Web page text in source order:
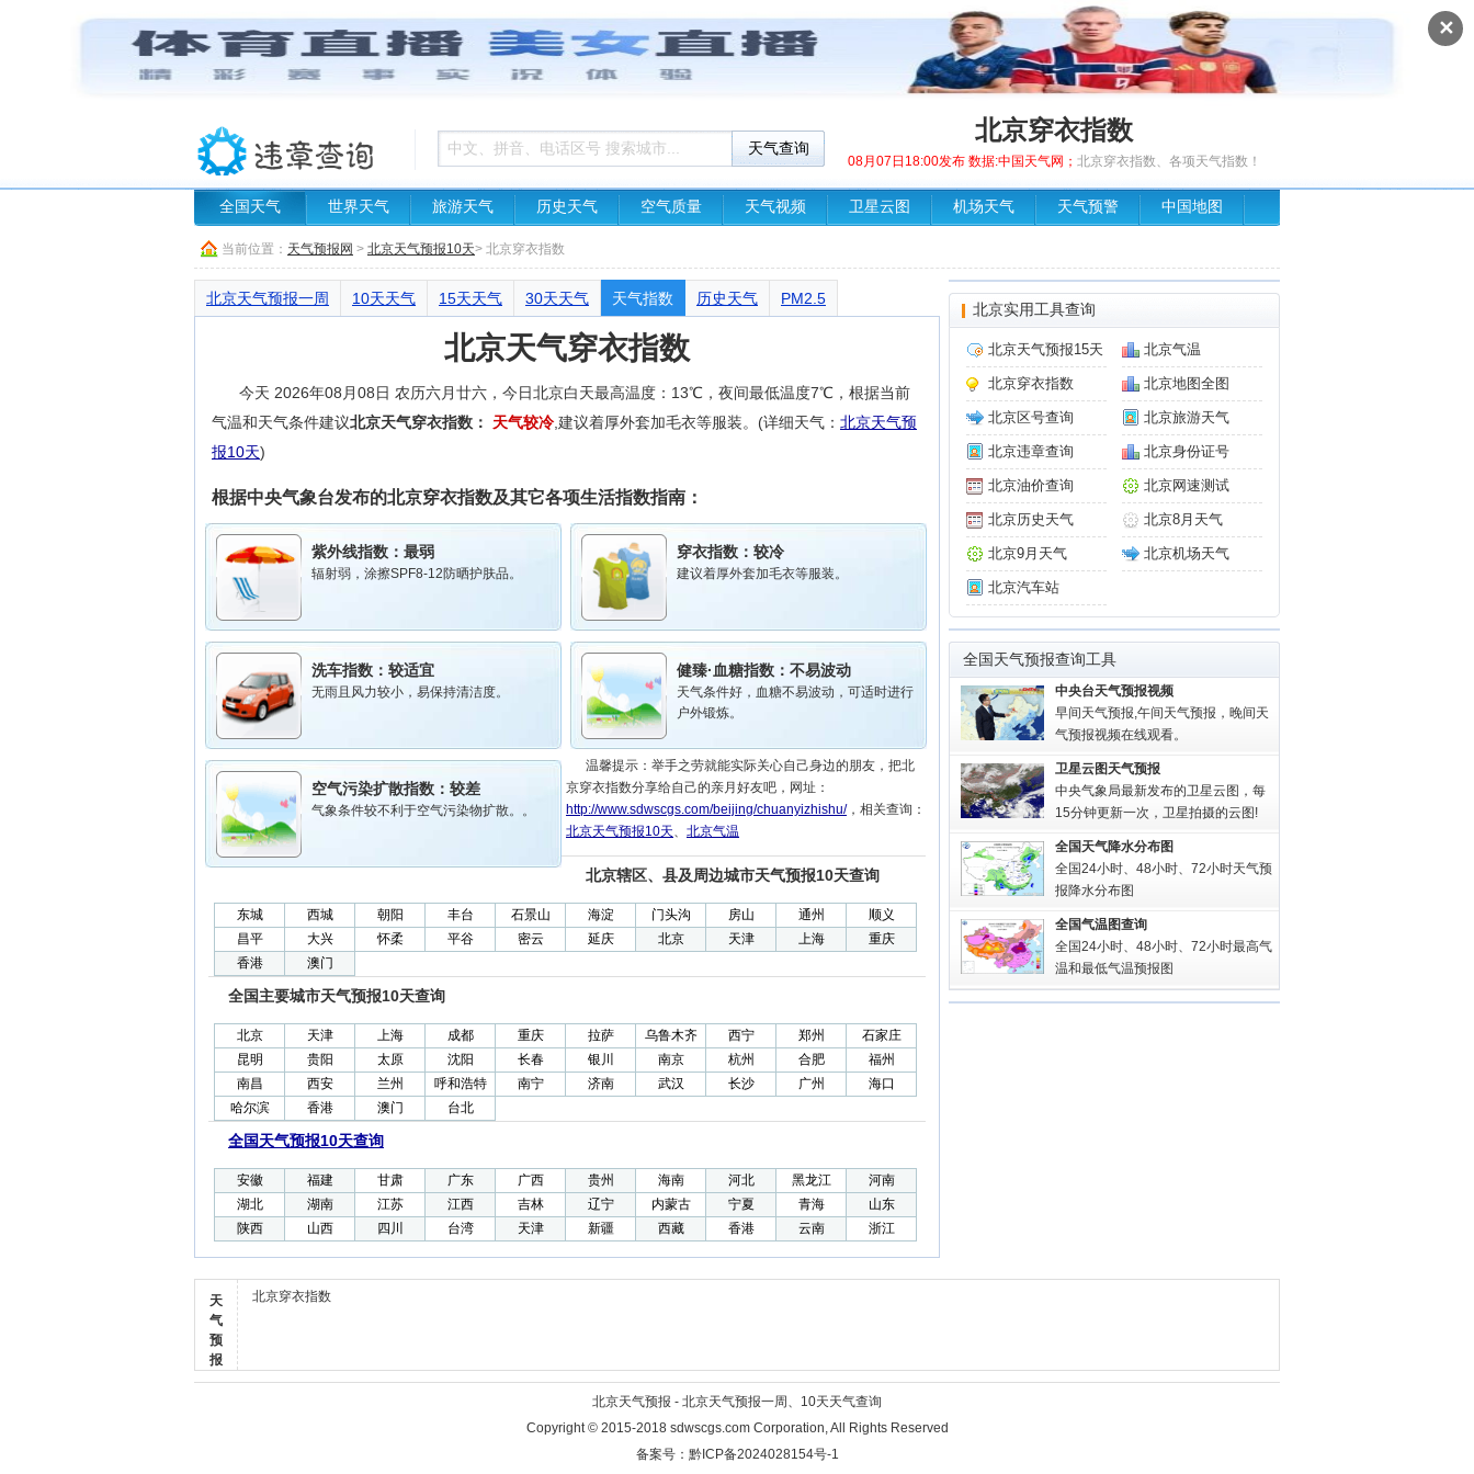
✕
北京穿衣指数
08月07日18:00发布 数据:中国天气网； 北京穿衣指数、各项天气指数！
全国天气 世界天气 旅游天气 历史天气 空气质量 天气视频 卫星云图 机场天气 天气预警 中国地图
当前位置： 天气预报网 > 北京天气预报10天> 北京穿衣指数
北京天气预报一周 10天天气 15天天气 30天天气 天气指数 历史天气 PM2.5
北京天气穿衣指数
今天 2026年08月08日 农历六月廿六，今日北京白天最高温度：13℃，夜间最低温度7℃，根据当前
气温和天气条件建议北京天气穿衣指数： 天气较冷,建议着厚外套加毛衣等服装。(详细天气： 北京天气预
报10天)
根据中央气象台发布的北京穿衣指数及其它各项生活指数指南：
紫外线指数： 最弱
辐射弱，涂擦SPF8-12防晒护肤品。
穿衣指数： 较冷
建议着厚外套加毛衣等服装。
洗车指数： 较适宜
无雨且风力较小，易保持清洁度。
健臻·血糖指数： 不易波动
天气条件好，血糖不易波动，可适时进行
户外锻炼。
空气污染扩散指数： 较差
气象条件较不利于空气污染物扩散。。
温馨提示：举手之劳就能实际关心自己身边的朋友，把北
京穿衣指数分享给自己的亲月好友吧，网址：
http://www.sdwscgs.com/beijing/chuanyizhishu/，相关查询：
北京天气预报10天、 北京气温
北京辖区、县及周边城市天气预报10天查询
东城 西城 朝阳 丰台 石景山 海淀 门头沟 房山 通州
顺义
昌平
大兴 怀柔 平谷 密云 延庆 北京 天津 上海
重庆
香港
澳门
全国主要城市天气预报10天查询
北京 天津 上海 成都 重庆 拉萨 乌鲁木齐 西宁 郑州
石家庄
昆明
贵阳 太原 沈阳 长春 银川 南京 杭州 合肥
福州
南昌
西安 兰州 呼和浩特 南宁 济南 武汉 长沙 广州
海口
哈尔滨
香港 澳门 台北
全国天气预报10天查询
安徽 福建 甘肃 广东 广西 贵州 海南 河北 黑龙江
河南
湖北
湖南 江苏 江西 吉林 辽宁 内蒙古 宁夏 青海
山东
陕西
山西 四川 台湾 天津 新疆 西藏 香港 云南 浙江
北京实用工具查询
北京天气预报15天 北京气温
北京穿衣指数 北京地图全图
北京区号查询 北京旅游天气
北京违章查询 北京身份证号
北京油价查询 北京网速测试
北京历史天气 北京8月天气
北京9月天气 北京机场天气
北京汽车站
全国天气预报查询工具
中央台天气预报视频
早间天气预报,午间天气预报，晚间天
气预报视频在线观看。
卫星云图天气预报
中央气象局最新发布的卫星云图，每
15分钟更新一次，卫星拍摄的云图!
全国天气降水分布图
全国24小时、48小时、72小时天气预
报降水分布图
全国气温图查询
全国24小时、48小时、72小时最高气
温和最低气温预报图
天
气
预
报
北京穿衣指数
北京天气预报 - 北京天气预报一周、10天天气查询
Copyright © 2015-2018 sdwscgs.com Corporation, All Rights Reserved
备案号：黔ICP备2024028154号-1